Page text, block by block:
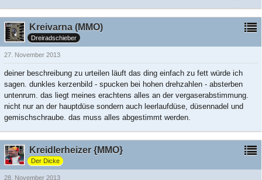
Kreivarna (MMO)
Dreiradschieber
27. November 2013
deiner beschreibung zu urteilen läuft das ding einfach zu fett würde ich
sagen. dunkles kerzenbild - spucken bei hohen drehzahlen - absterben
untenrum. das liegt meines erachtens alles an der vergaserabstimmung.
nicht nur an der hauptdüse sondern auch leerlaufdüse, düsennadel und
gemischschraube. das muss alles abgestimmt werden.
Kreidlerheizer {MMO}
Der Dicke
28. November 2013